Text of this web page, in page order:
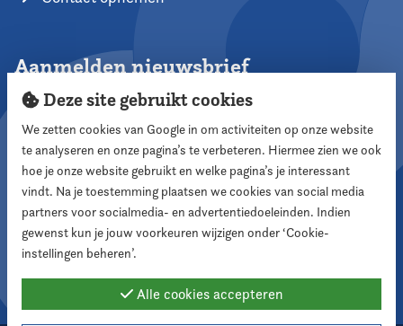
Aanmelden nieuwsbrief
Aanmelden
Volg ons
Deze site gebruikt cookies
We zetten cookies van Google in om activiteiten op onze website
te analyseren en onze pagina’s te verbeteren. Hiermee zien we ook
hoe je onze website gebruikt en welke pagina’s je interessant
vindt. Na je toestemming plaatsen we cookies van social media
partners voor socialmedia- en advertentiedoeleinden. Indien
gewenst kun je jouw voorkeuren wijzigen onder ‘Cookie-
instellingen beheren’.
Alle cookies accepteren